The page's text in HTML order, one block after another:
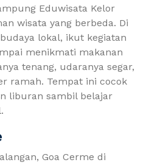
Eduwisata Kelor
wisata yang berbeda. Di
lokal, ikut kegiatan
menikmati makanan
tenang, udaranya segar,
ramah. Tempat ini cocok
liburan sambil belajar
Goa Cerme di